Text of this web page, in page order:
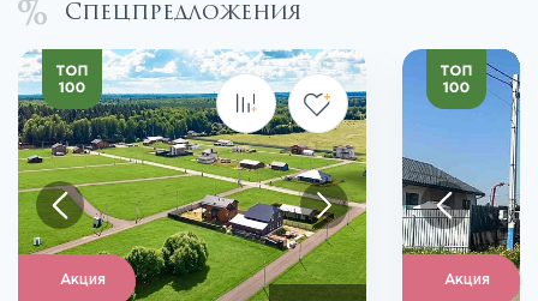
Спецпредложения
Акция Акция